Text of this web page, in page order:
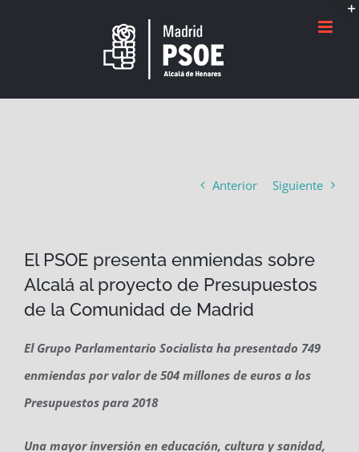
Anterior Siguiente
El PSOE presenta enmiendas sobre
Alcalá al proyecto de Presupuestos
de la Comunidad de Madrid
El Grupo Parlamentario Socialista ha presentado 749
enmiendas por valor de 504 millones de euros a los
Presupuestos para 2018
Una mayor inversión en educación, cultura y sanidad,